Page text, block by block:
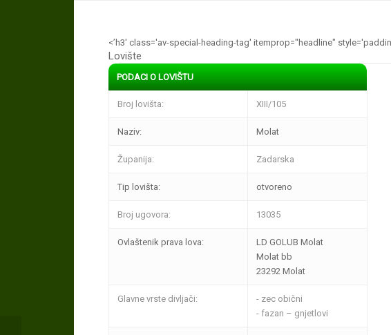
<’h3′ class='av-special-heading-tag' itemprop="headline"
Lovište
PODACI O LOVIŠTU
Broj lovišta: XIII/105
Naziv: Molat
Županija: Zadarska
Tip lovišta: otvoreno
Broj ugovora: 13035
Ovlaštenik prava lova:
LD GOLUB Molat
Molat bb
23292 Molat
Glavne vrste divljači:
- zec obični
- fazan – gnjetlovi